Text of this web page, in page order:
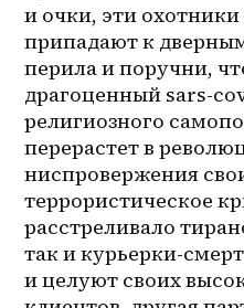
и очки, эти
припадают к
перила и поручни,
драгоценный sars-
религиозного
перерастет в
ниспровержения
террористическое
расстреливало
так и курьерки-
и целуют своих